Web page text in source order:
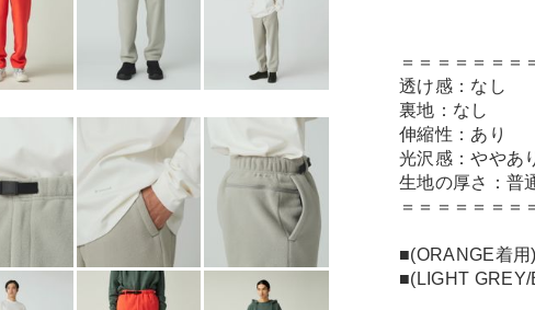
＝＝＝＝＝＝＝
透け感：なし
裏地：なし
伸縮性：あり
光沢感：ややあ
生地の厚さ：普
＝＝＝＝＝＝＝
■(ORANGE着
■(LIGHT